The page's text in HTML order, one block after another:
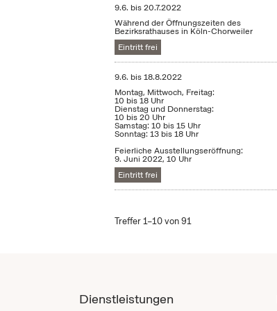
9.6. bis20.7.2022
Während der Öffnungszeiten des
Bezirksrathauses in Köln-Chorweiler
Eintritt frei
9.6. bis18.8.2022
Montag, Mittwoch, Freitag:
10 bis 18 Uhr
Dienstag und Donnerstag:
10 bis 20 Uhr
Samstag: 10 bis 15 Uhr
Sonntag: 13 bis 18 Uhr
Feierliche Ausstellungseröffnung:
9. Juni 2022, 10 Uhr
Eintritt frei
Treffer 1–10 von 91
Dienstleistungen